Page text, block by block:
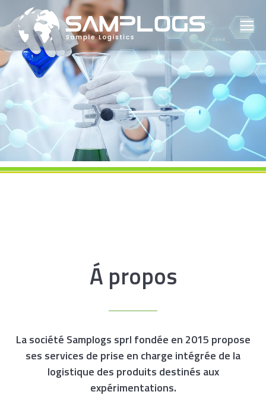
Á propos
La société Samplogs sprl fondée en 2015 propose
ses services de prise en charge intégrée de la
logistique des produits destinés aux
expérimentations.